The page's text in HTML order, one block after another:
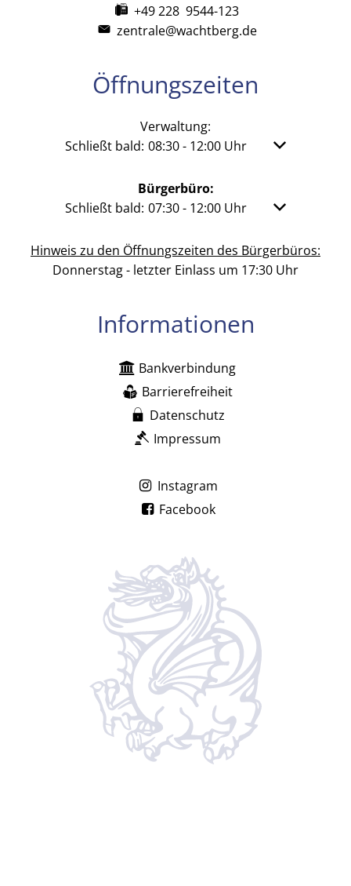
+49 228 9544-123
zentrale@wachtberg.de
Öffnungszeiten
Verwaltung:
Klicken, um weitere Öffnungs- oder
Schließt bald: 08:30- 12:00 Uhr Von 08:30
Bürgerbüro:
Klicken, um weitere Öffnungs- oder
Schließt bald: 07:30- 12:00 Uhr Von 07:30
Hinweis zu den Öffnungszeiten des Bürgerbüros:
Donnerstag - letzter Einlass um 17:30 Uhr
Informationen
Bankverbindung
Barrierefreiheit
Datenschutz
Impressum
Instagram
Facebook